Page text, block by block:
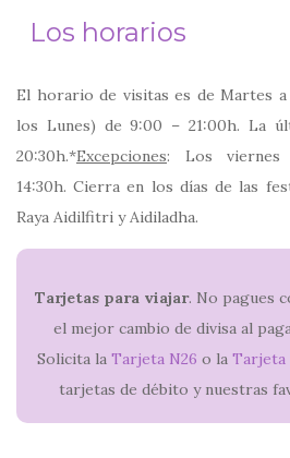
Los horarios
El horario de visitas es de Martes
los Lunes) de 9:00 – 21:00h. La
20:30h.*Excepciones: Los
14:30h. Cierra en los días de las
Raya Aidilfitri y Aidiladha.
Tarjetas para viajar. No pagues
el mejor cambio de divisa al
Solicita la Tarjeta N26 o la Tarjeta
tarjetas de débito y nuestras